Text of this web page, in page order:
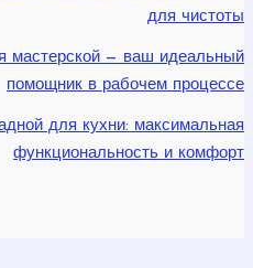
для чистоты
мастерской — ваш идеальный
помощник в рабочем процессе
для кухни: максимальная
функциональность и комфорт